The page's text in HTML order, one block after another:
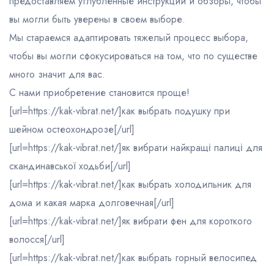
вы могли быть уверены в своем выборе.
Мы стараемся адаптировать тяжелый процесс выбора,
чтобы вы могли сфокусироваться на том, что по существе
много значит для вас.
С нами приобретение становится проще!
[url=https://kak-vibrat.net/]как выбрать подушку при
шейном остеохондрозе[/url]
[url=https://kak-vibrat.net/]як вибрати найкращі палиці для
скандинавської ходьби[/url]
[url=https://kak-vibrat.net/]как выбрать холодильник для
дома и какая марка долговечная[/url]
[url=https://kak-vibrat.net/]як вибрати фен для короткого
волосся[/url]
[url=https://kak-vibrat.net/]как выбрать горный велосипед